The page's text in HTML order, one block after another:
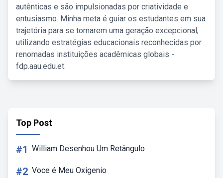
autênticas e são impulsionadas por criatividade e
entusiasmo. Minha meta é guiar os estudantes em sua
trajetória para se tornarem uma geração excepcional,
utilizando estratégias educacionais reconhecidas por
renomadas instituições acadêmicas globais -
fdp.aau.edu.et.
Top Post
#1 William Desenhou Um Retângulo
#2 Voce é Meu Oxigenio